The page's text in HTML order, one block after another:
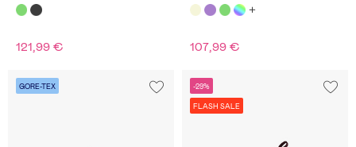
121,99 €
Black
107,99 €
GORE-TEX -29%
FLASH SALE